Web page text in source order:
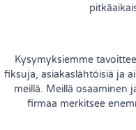
Kysymyksiemme
fiksuja, asiakaslähtöisiä ja
meillä. Meillä osaaminen
firmaa merkitsee